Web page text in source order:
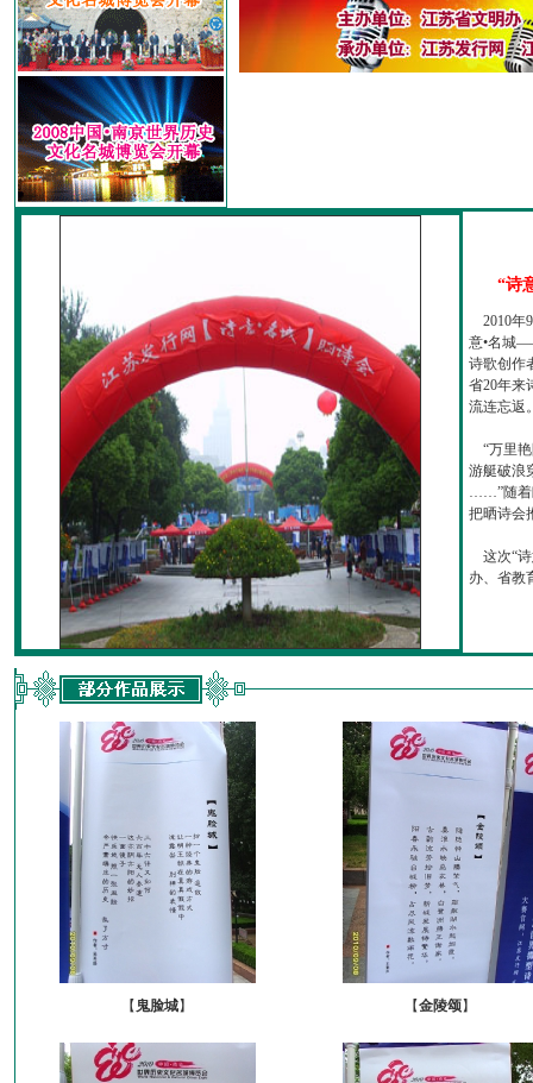
“诗
2010年
意•名城
诗歌创作
省20年来
流连忘返
“万里艳
游艇破浪
……”随着
把晒诗会
这次“诗
办、省教
【 鬼脸城】 【金陵颂】